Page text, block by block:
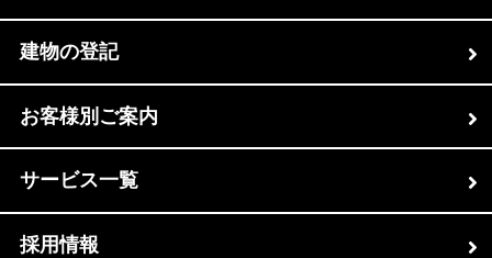
建物の登記
お客様別ご案内
サービス一覧
採用情報